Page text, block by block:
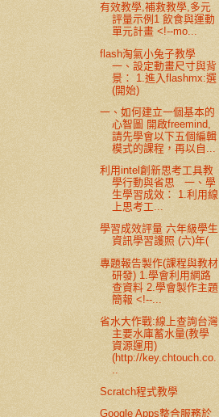
有效教學,補救教學,多元
評量示例1 飲食與運動
單元計畫 <!--mo...
flash淘氣小兔子教學
一、設定動畫尺寸與背
景： 1.進入flashmx:選
(開始)
一、如何建立一個基本的
心智圖 開啟freemind,
請先學會以下五個編輯
模式的課程，再以自...
利用intel創新思考工具教
學行動與省思 一、學
生學習成效： 1.利用線
上思考工...
學習成效評量 六年級學生
資訊學習護照 (六)年(
專題報告製作(課程與教材
研發) 1.學會利用網路
查資料 2.學會製作主題
簡報 <!--...
省水大作戰:線上查詢台灣
主要水庫蓄水量(教學
資源運用)
(http://key.chtouch.co.
Scratch程式教學
Google Apps整合服務於